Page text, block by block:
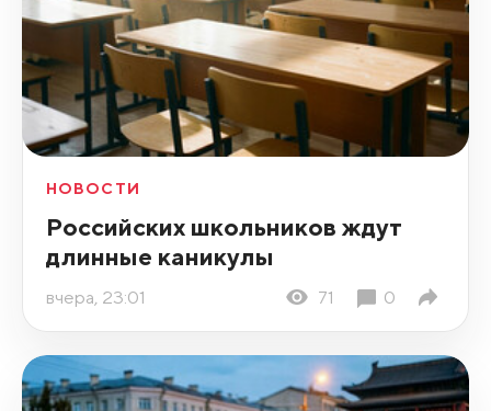
НОВОСТИ
Российских школьников ждут
длинные каникулы
вчера, 23:01 71 0